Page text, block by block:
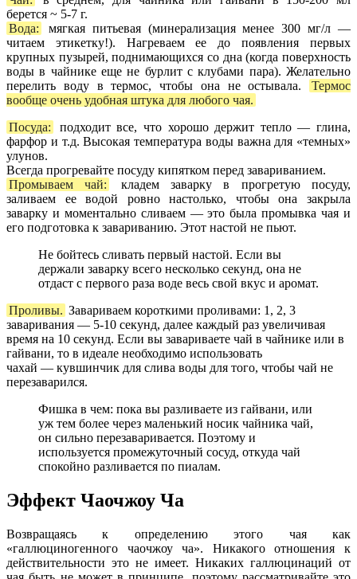
берется ~ 5-7 г.
Вода:
мягкая питьевая (минерализация менее 300 мг/л —
читаем этикетку!). Нагреваем ее до появления первых
крупных пузырей, поднимающихся со дна (когда поверхность
воды в чайнике еще не бурлит с клубами пара). Желательно
перелить воду в термос, чтобы она не остывала.
Термос
вообще очень удобная штука для любого чая.
Посуда:
подходит все, что хорошо держит тепло — глина,
фарфор и т.д. Высокая температура воды важна для «темных»
улунов.
Всегда прогревайте посуду кипятком перед завариванием.
Промываем чай:
кладем заварку в прогретую посуду,
заливаем ее водой ровно настолько, чтобы она закрыла
заварку и моментально сливаем — это была промывка чая и
его подготовка к завариванию. Этот настой не пьют.
Не бойтесь сливать первый настой. Если вы
держали заварку всего несколько секунд, она не
отдаст с первого раза воде весь свой вкус и аромат.
Проливы. Завариваем короткими проливами: 1, 2, 3
заваривания — 5-10 секунд, далее каждый раз увеличивая
время на 10 секунд. Если вы завариваете чай в чайнике или в
гайвани, то в идеале необходимо использовать
чахай — кувшинчик для слива воды для того, чтобы чай не
перезаварился.
Фишка в чем: пока вы разливаете из гайвани, или
уж тем более через маленький носик чайника чай,
он сильно перезаваривается. Поэтому и
используется промежуточный сосуд, откуда чай
спокойно разливается по пиалам.
Эффект Чаочжоу Ча
Возвращаясь к определению этого чая как
«галлюциногенного чаочжоу ча». Никакого отношения к
действительности это не имеет. Никаких галлюцинаций от